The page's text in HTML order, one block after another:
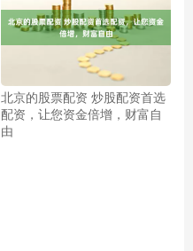
北京的股票配资 炒股配资首选
配资，让您资金倍增，财富自
由